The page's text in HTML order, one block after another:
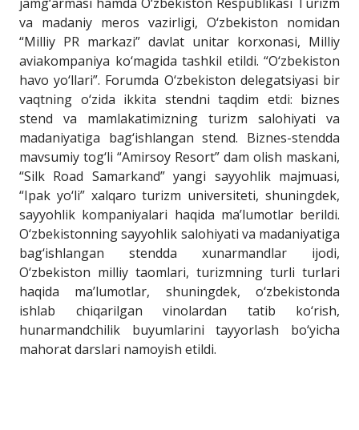
va madaniy meros vazirligi, O‘zbekiston nomidan
“Milliy PR markazi” davlat unitar korxonasi, Milliy
aviakompaniya ko‘magida tashkil etildi. “O‘zbekiston
havo yo‘llari”. Forumda O‘zbekiston delegatsiyasi bir
vaqtning o‘zida ikkita stendni taqdim etdi: biznes
stend va mamlakatimizning turizm salohiyati va
madaniyatiga bag‘ishlangan stend. Biznes-stendda
mavsumiy tog‘li “Amirsoy Resort” dam olish maskani,
“Silk Road Samarkand” yangi sayyohlik majmuasi,
“Ipak yo‘li” xalqaro turizm universiteti, shuningdek,
sayyohlik kompaniyalari haqida ma’lumotlar berildi.
O‘zbekistonning sayyohlik salohiyati va madaniyatiga
bag‘ishlangan stendda xunarmandlar ijodi,
O‘zbekiston milliy taomlari, turizmning turli turlari
haqida ma’lumotlar, shuningdek, o‘zbekistonda
ishlab chiqarilgan vinolardan tatib ko‘rish,
hunarmandchilik buyumlarini tayyorlash bo‘yicha
mahorat darslari namoyish etildi.